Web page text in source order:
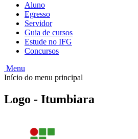
Aluno
Egresso
Servidor
Guia de cursos
Estude no IFG
Concursos
Menu
Início do menu principal
Logo - Itumbiara